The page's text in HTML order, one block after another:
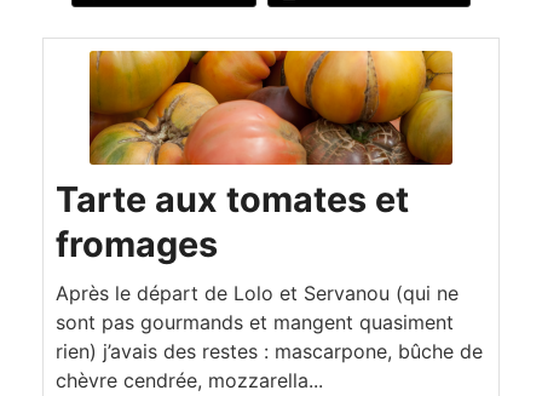
m
a
Tarte aux tomates et
fromages
Après le départ de Lolo et Servanou (qui ne
sont pas gourmands et mangent quasiment
rien) j’avais des restes : mascarpone, bûche de
chèvre cendrée, mozzarella...